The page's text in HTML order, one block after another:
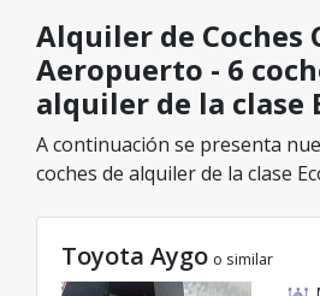
Alquiler de Coches
Aeropuerto - 6
alquiler de la clase
A continuación se presenta
coches de alquiler de la clase
elegir el modelo ideal de la
seleccionada, con tarifas
Toyota Aygo o similar